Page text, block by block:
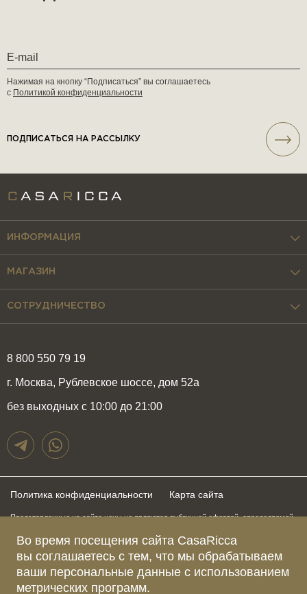
Во время посещения сайта CasaRicca
вы соглашаетесь с тем, что мы обрабатываем
ваши персональные данные с использованием
метрических программ.
Нажимая на кнопку “Подписаться” вы соглашаетесь
с Политикой конфиденциальности
ПОДПИСАТЬСЯ НА РАССЫЛКУ
8 800 550 79 19
г. Москва, Рублевское шоссе, дом 52а
без выходных с 10:00 до 21:00
ИНФОРМАЦИЯ
МАГАЗИН
СОТРУДНИЧЕСТВО
Политика конфиденциальности Карта сайта
Представленные на сайте цены не являются публичной офертой, определяемой
быть изменены в любое время без предупреждения. Для получения актуальной и
подробной информации о стоимости, сроках и условиях поставки просьба
обращаться к менеджерам по указанным выше телефонам
Зарегистрированное название компании